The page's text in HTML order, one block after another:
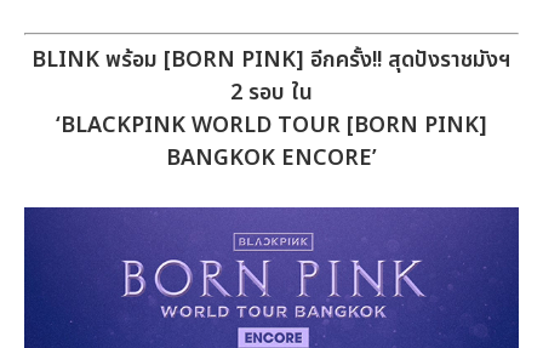
BLINK พร้อม [BORN PINK] อีกครั้ง!! สุดปังราชมังฯ
2 รอบ ใน
‘BLACKPINK WORLD TOUR [BORN PINK]
BANGKOK ENCORE’